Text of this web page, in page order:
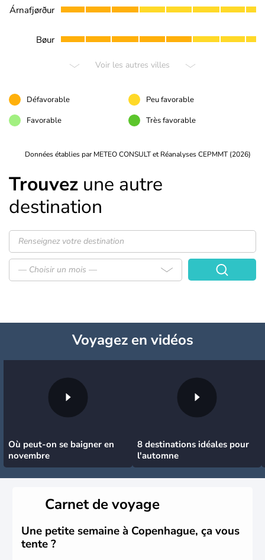
Árnafjørður
Bøur
Voir les autres villes
Défavorable
Peu favorable
Favorable
Très favorable
Données établies par METEO CONSULT et Réanalyses CEPMMT (2026)
Trouvez une autre
destination
— Choisir un mois —
Voyagezen vidéos
Où peut-on se baigner en
novembre
8 destinations idéales pour
l'automne
Carnet de voyage
Une petite semaine à Copenhague, ça vous
tente ?